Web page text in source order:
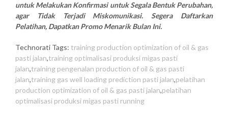
untuk Melakukan Konfirmasi untuk Segala Bentuk Perubahan,
agar Tidak Terjadi Miskomunikasi. Segera Daftarkan
Pelatihan, Dapatkan Promo Menarik Bulan Ini.
Technorati Tags: training production optimization of oil & gas
pasti jalan,training optimalisasi produksi migas pasti
jalan,training pengenalan production of oil & gas pasti
jalan,training gas well loading prediction pasti jalan,pelatihan
production optimization of oil & gas pasti jalan,pelatihan
optimalisasi produksi migas pasti running